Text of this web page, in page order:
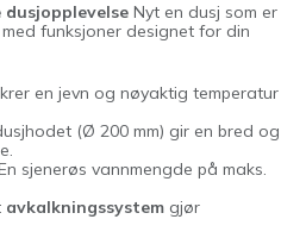
Nyt en dusj som er
funksjoner designet for din
en jevn og nøyaktig temperatur
(Ø 200 mm) gir en bred og
sjenerøs vannmengde på maks.
avkalkningssystem gjør